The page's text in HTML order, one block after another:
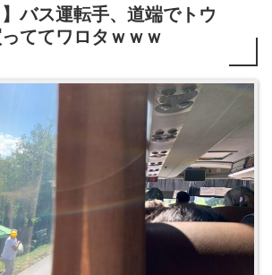
】バス運転手、道端でトウ
ててワロタｗｗｗ